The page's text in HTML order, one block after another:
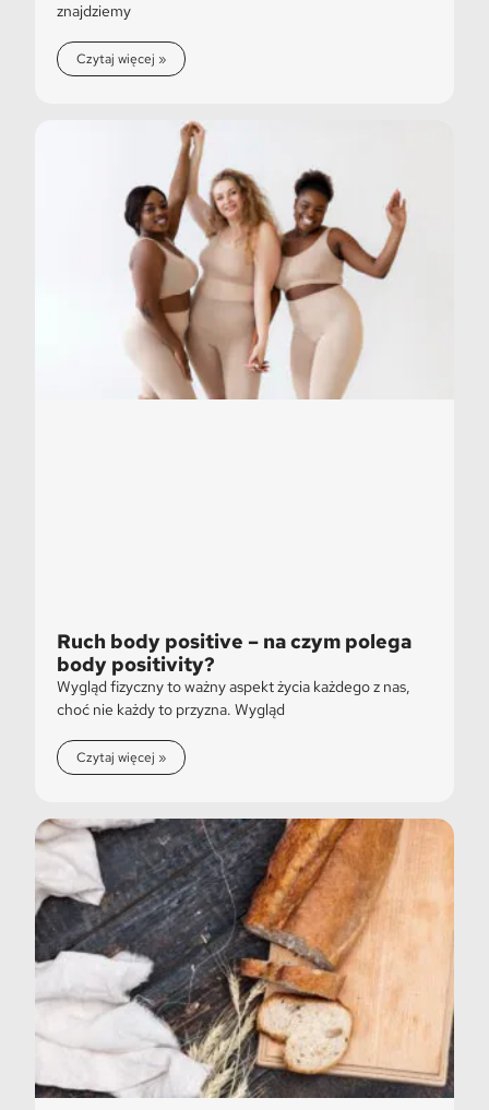
znajdziemy
Czytaj więcej »
Ruch body positive – na czym polega
body positivity?
Wygląd fizyczny to ważny aspekt życia każdego z nas,
choć nie każdy to przyzna. Wygląd
Czytaj więcej »